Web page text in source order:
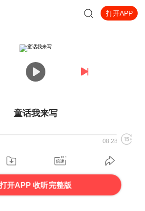
打开APP
童话我来写
08:28
打开APP 收听完整版